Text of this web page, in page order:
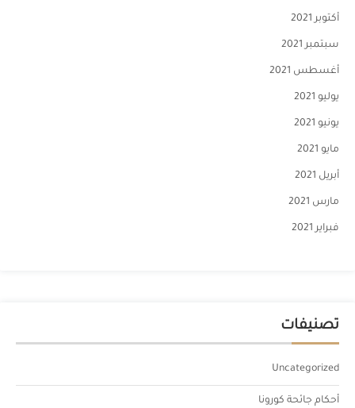
أكتوبر 2021
سبتمبر 2021
أغسطس 2021
يوليو 2021
يونيو 2021
مايو 2021
أبريل 2021
مارس 2021
فبراير 2021
تصنيفات
Uncategorized
أحكام جائحة كورونا